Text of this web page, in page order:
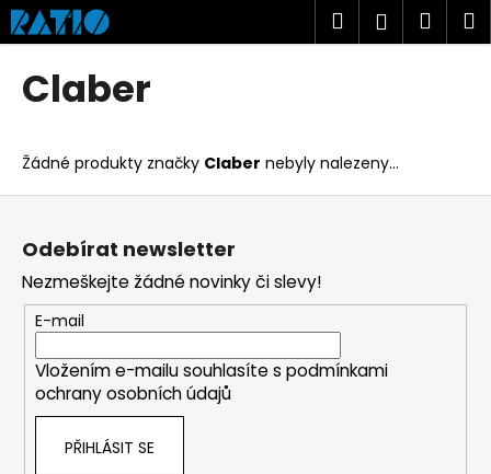
Přejít
na
obsah
Hledat
Claber
Žádné produkty značky Claber nebyly nalezeny...
K
o
o
p
o
t
ř
e
b
e
Z
Odebírat newsletter
Nezmeškejte žádné novinky či slevy!
E-mail
Vložením e-mailu souhlasíte s podmínkami
ochrany osobních údajů
PŘIHLÁSIT SE